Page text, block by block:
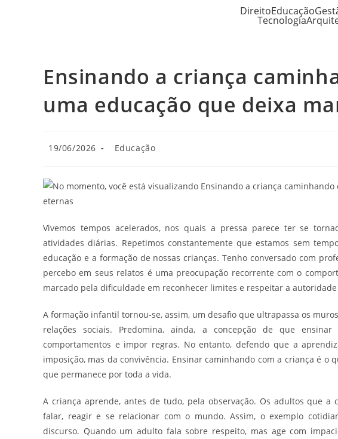
DireitoEducação
Tecnologia
Ensinando a criança
uma educação que deixa
19/06/2026 Educação
Vivemos tempos acelerados, nos quais a pressa parece ter se
atividades diárias. Repetimos constantemente que estamos sem
educação e a formação de nossas crianças. Tenho conversado com
percebo em seus relatos é uma preocupação recorrente com o
marcado pela dificuldade em reconhecer limites e respeitar a autoridade
A formação infantil tornou-se, assim, um desafio que ultrapassa os
relações sociais. Predomina, ainda, a concepção de que
comportamentos e impor regras. No entanto, defendo que a
imposição, mas da convivência. Ensinar caminhando com a criança é
que permanece por toda a vida.
A criança aprende, antes de tudo, pela observação. Os adultos que a
falar, reagir e se relacionar com o mundo. Assim, o exemplo
discurso. Quando um adulto fala sobre respeito, mas age com